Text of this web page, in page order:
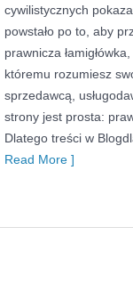
cywilistycznych
powstało po to, aby
prawnicza
któremu rozumiesz
sprzedawcą,
strony jest prosta:
Dlatego treści w
Read More ]